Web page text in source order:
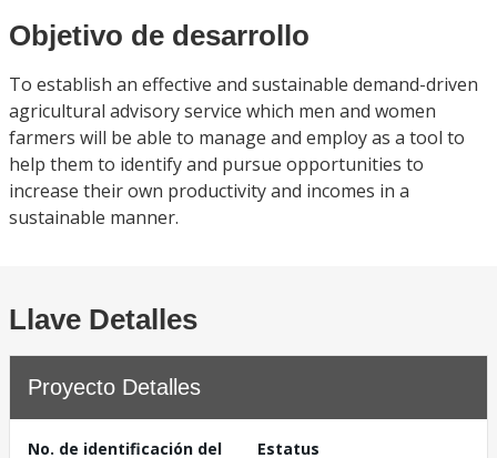
Objetivo de desarrollo
To establish an effective and sustainable demand-driven
agricultural advisory service which men and women
farmers will be able to manage and employ as a tool to
help them to identify and pursue opportunities to
increase their own productivity and incomes in a
sustainable manner.
Llave Detalles
Proyecto Detalles
No. de identificación del
Estatus